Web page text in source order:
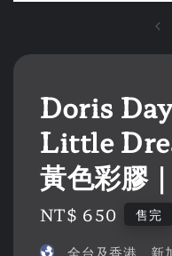
Doris
Little
黃色彩膠
Regular
NT$ 650 售完
全台及香港、新